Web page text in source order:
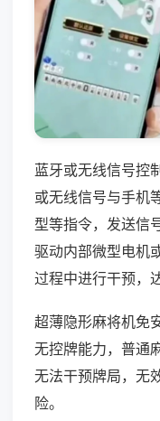
蓝牙或无线信号控
或无线信号与手机
型等指令，发送信
驱动内部微型电机
过程中进行干预，
超薄隐形麻将机免
无控牌能力，普通
无法干预牌局，无
险。